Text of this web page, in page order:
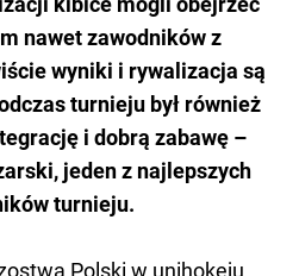
nawet zawodników z
wyniki i rywalizacja są
turnieju był również
i dobrą zabawę –
jeden z najlepszych
turnieju.
Polski w unihokeju